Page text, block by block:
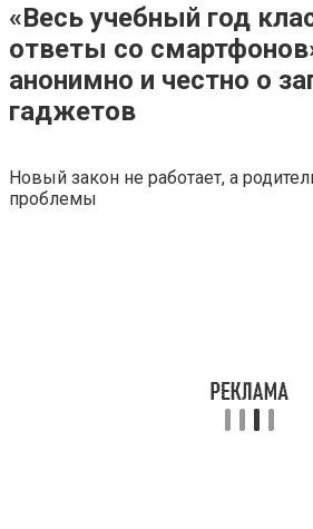
«Весь учебный год
ответы со
анонимно и честно о
гаджетов
Новый закон не работает, а
проблемы